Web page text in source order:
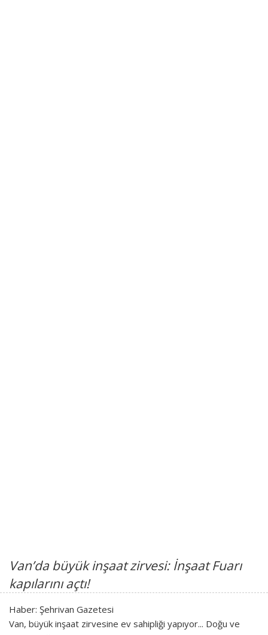
Van’da büyük inşaat zirvesi: İnşaat Fuarı
kapılarını açtı!
Haber: Şehrivan Gazetesi
Van, büyük inşaat zirvesine ev sahipliği yapıyor... Doğu ve